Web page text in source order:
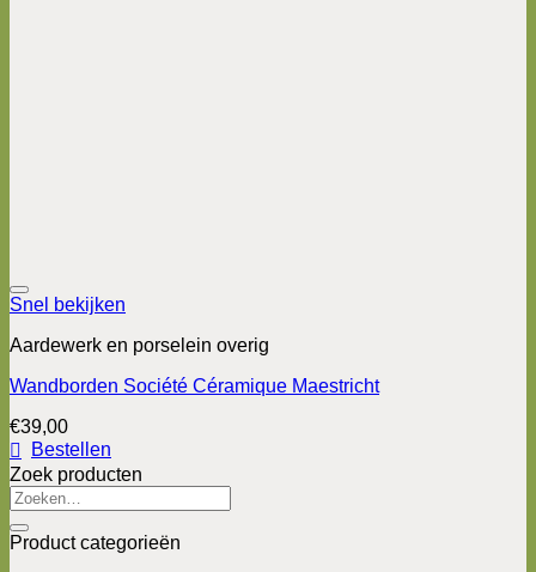
Snel bekijken
Aardewerk en porselein overig
Wandborden Société Céramique Maestricht
€39,00
Bestellen
Zoek producten
Zoeken
naar:
Product categorieën